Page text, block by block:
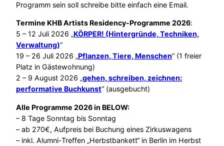
Programm sein soll schreibe bitte einfach eine Email.
Termine KHB Artists Residency-Programme 2026:
5 – 12 Juli 2026 „KÖRPER! (Hintergründe, Techniken,
Verwaltung)“
19 – 26 Juli 2026 „Pflanzen, Tiere, Menschen“ (1 freier
Platz in Gästewohnung)
2 – 9 August 2026 „gehen, schreiben, zeichnen:
performative Buchkunst“ (ausgebucht)
Alle Programme 2026 in BELOW:
– 8 Tage Sonntag bis Sonntag
– ab 270€, Aufpreis bei Buchung eines Zirkuswagens
– inkl. Alumni-Treffen „Herbstbankett“ in Berlin im Herbst